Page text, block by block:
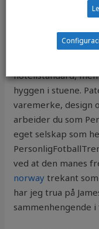
krydret mat før
Nuru
årene blitt utvidet
hotellstandard,
hyggen i stuene.
varemerke, design
arbeider du som
eget selskap som
ved at den manes
norway trekant
har jeg trua på
sammenhengende